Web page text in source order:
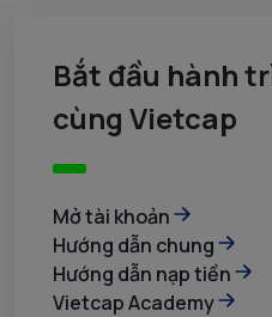
Bắt đầu hành
cùng Vietcap
Mở tài khoản
Hướng dẫn chung
Hướng dẫn nạp tiền
Vietcap Academy